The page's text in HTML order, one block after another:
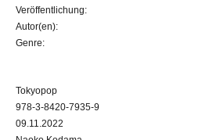
Veröffentlichung:
Autor(en):
Genre:
Tokyopop
978-3-8420-7935-9
09.11.2022